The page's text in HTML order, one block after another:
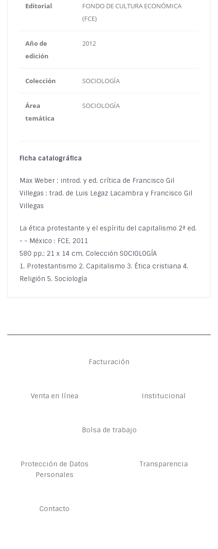
Editorial
FONDO DE CULTURA ECONÓMICA
(FCE)
Año de
edición
2012
Colección SOCIOLOGÍA
Área
temática
SOCIOLOGÍA
Ficha catalográfica
Max Weber ; introd. y ed. crítica de Francisco Gil
Villegas ; trad. de Luis Legaz Lacambra y Francisco Gil
Villegas
La ética protestante y el espíritu del capitalismo 2ª ed.
- - México : FCE, 2011
580 pp.; 21 x 14 cm, Colección SOCIOLOGÍA
1. Protestantismo 2. Capitalismo 3. Ética cristiana 4.
Religión 5. Sociología
Facturación
Venta en línea Institucional
Bolsa de trabajo
Protección de Datos
Personales
Transparencia
Contacto